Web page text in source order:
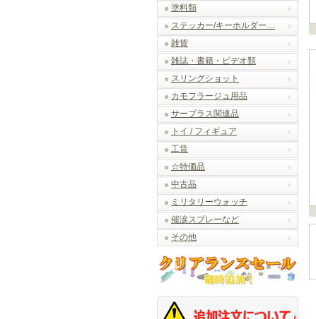
塗料類
ステッカー/キーホルダー…
雑貨
雑誌・書籍・ビデオ類
スリングショット
カモフラージュ用品
サープラス関連品
トイ / フィギュア
工賃
☆特価品
中古品
ミリタリーウォッチ
催涙スプレーなど
その他